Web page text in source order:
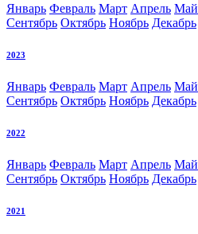
Январь Февраль Март Апрель Май
Сентябрь Октябрь Ноябрь Декабрь
2023
Январь Февраль Март Апрель Май
Сентябрь Октябрь Ноябрь Декабрь
2022
Январь Февраль Март Апрель Май
Сентябрь Октябрь Ноябрь Декабрь
2021